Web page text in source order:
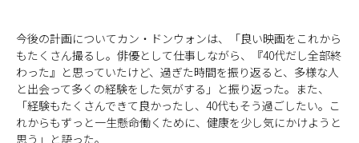
今後の計画についてカン・ドンウォンは、「良い映画をこれから
もたくさん撮るし。俳優として仕事しながら、『40代だし全部終
わった』と思っていたけど、過ぎた時間を振り返ると、多様な人
と出会って多くの経験をした気がする」と振り返った。また、
「経験もたくさんできて良かったし、40代もそう過ごしたい。こ
れからもずっと一生懸命働くために、健康を少し気にかけようと
思う」と語った。